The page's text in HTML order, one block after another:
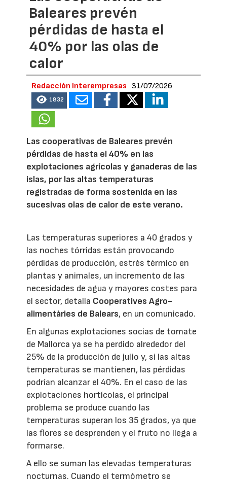
Baleares prevén
pérdidas de hasta el
40% por las olas de
calor
Redacción Interempresas 31/07/2026
1832
Las cooperativas de Baleares prevén
pérdidas de hasta el 40% en las
explotaciones agrícolas y ganaderas de las
islas, por las altas temperaturas
registradas de forma sostenida en las
sucesivas olas de calor de este verano.
Las temperaturas superiores a 40 grados y
las noches tórridas están provocando
pérdidas de producción, estrés térmico en
plantas y animales, un incremento de las
necesidades de agua y mayores costes para
el sector, detalla Cooperatives Agro-
alimentàries de Balears, en un comunicado.
En algunas explotaciones socias de tomate
de Mallorca ya se ha perdido alrededor del
25% de la producción de julio y, si las altas
temperaturas se mantienen, las pérdidas
podrían alcanzar el 40%. En el caso de las
explotaciones hortícolas, el principal
problema se produce cuando las
temperaturas superan los 35 grados, ya que
las flores se desprenden y el fruto no llega a
formarse.
A ello se suman las elevadas temperaturas
nocturnas. Cuando el termómetro se